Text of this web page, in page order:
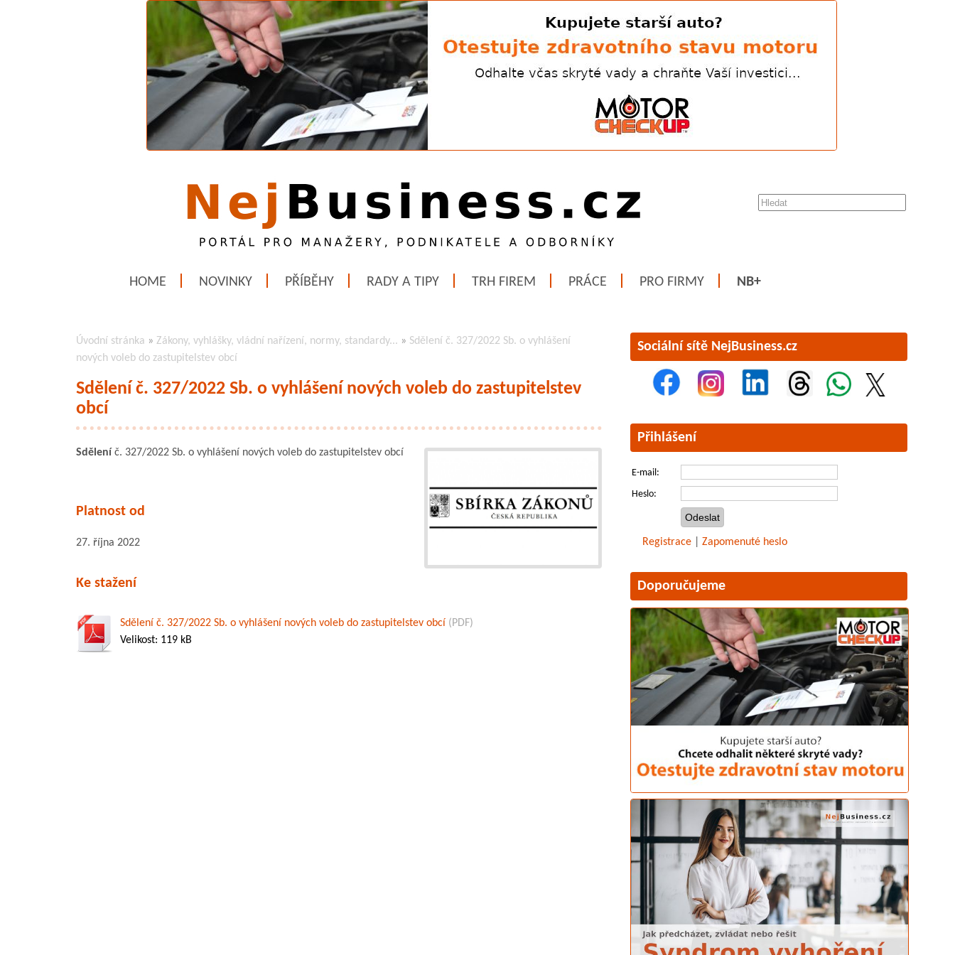
HOME NOVINKY PŘÍBĚHY RADY A TIPY TRH FIREM PRÁCE PRO FIRMY NB+
Úvodní stránka » Zákony, vyhlášky, vládní nařízení, normy, standardy... » Sdělení č. 327/2022 Sb. o vyhlášení
nových voleb do zastupitelstev obcí
Sdělení č. 327/2022 Sb. o vyhlášení nových voleb do zastupitelstev
obcí
Sděleníč. 327/2022 Sb. o vyhlášení nových voleb do zastupitelstev obcí
Platnost od
27. října 2022
Ke stažení
Sdělení č. 327/2022 Sb. o vyhlášení nových voleb do zastupitelstev obcí (PDF)
Velikost: 119 kB
Sociální sítě NejBusiness.cz
Přihlášení
E-mail:
Heslo:
Registrace Zapomenuté heslo
Doporučujeme